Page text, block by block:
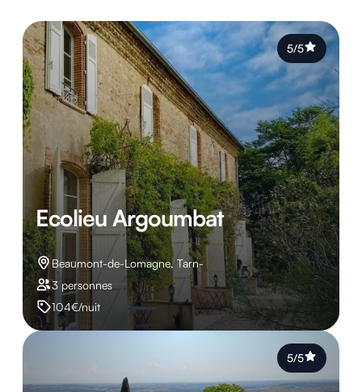
Ecolieu Argoumbat
Beaumont-de-Lomagne, Tarn-
3 personnes
104€/nuit
5/5
5/5